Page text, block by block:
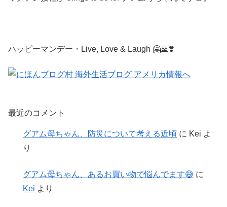
ハッピーマンデー・Live, Love & Laugh 🤗🙏❣️
最近のコメント
グアム母ちゃん、防災について考える近頃 に Kei よ
り
グアム母ちゃん、あるお買い物で悩んでます😅 に
Kei より